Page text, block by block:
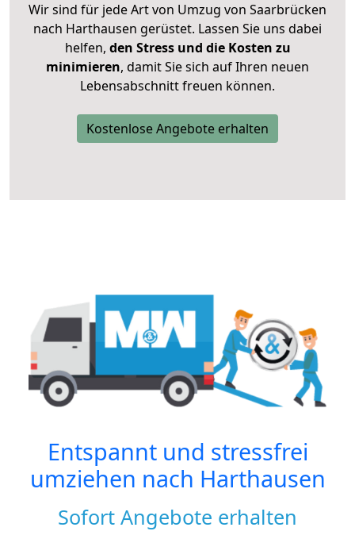
Wir sind für jede Art von Umzug von Saarbrücken
nach Harthausen gerüstet. Lassen Sie uns dabei
helfen, den Stress und die Kosten zu
minimieren, damit Sie sich auf Ihren neuen
Lebensabschnitt freuen können.
Kostenlose Angebote erhalten
Entspannt und stressfrei
umziehen nach Harthausen
Sofort Angebote erhalten